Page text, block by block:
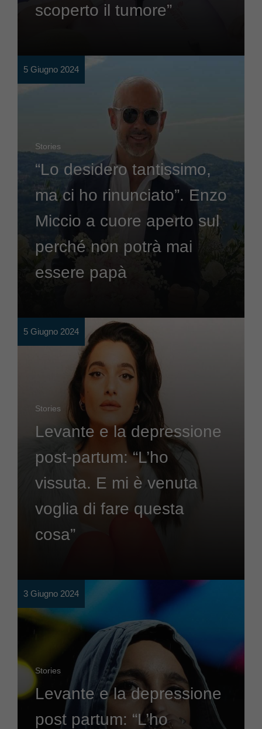
scoperto il tumore”
5 Giugno 2024
Stories
“Lo desidero tantissimo,
ma ci ho rinunciato”. Enzo
Miccio a cuore aperto sul
perché non potrà mai
essere papà
5 Giugno 2024
Stories
Levante e la depressione
post-partum: “L’ho
vissuta. E mi è venuta
voglia di fare questa
cosa”
3 Giugno 2024
Stories
Levante e la depressione
post partum: “L’ho